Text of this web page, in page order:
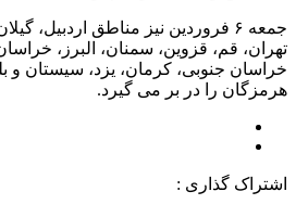
جمعه ۶ فروردین نیز مناطق اردبیل،
تهران، قم، قزوین، سمنان، البرز،
خراسان جنوبی، کرمان، یزد، سیستان و
هرمزگان را در بر می گیرد.
اشتراک گذاری :